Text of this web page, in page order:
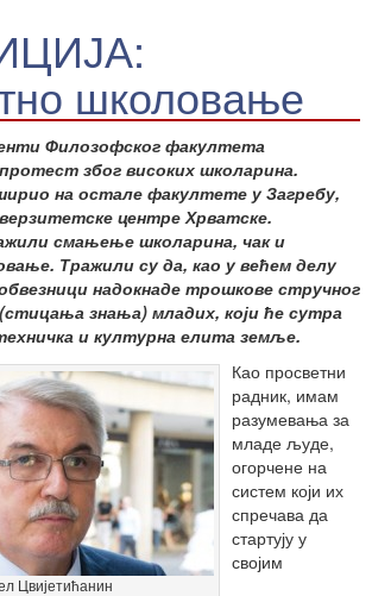
школовање
Филозофског факултета
због високих школарина.
на остале факултете у Загребу,
центре Хрватске.
смањење школарина, чак и
Тражили су да, као у већем делу
надокнаде трошкове стручног
знања) младих, који ће сутра
и културна елита земље.
Цвијетићанин
Као просветни
радник, имам
разумевања за
младе људе,
огорчене на
систем који их
спречава да
стартују у
својим